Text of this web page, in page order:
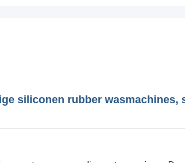
siliconen rubber